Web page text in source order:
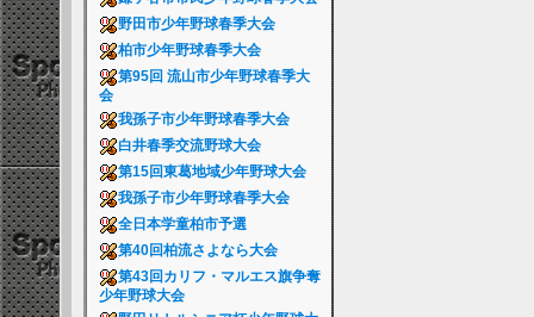
野田市少年野球春季大会
柏市少年野球春季大会
第95回 流山市少年野球春季大
会
我孫子市少年野球春季大会
白井春季交流野球大会
第15回東葛地域少年野球大会
我孫子市少年野球春季大会
全日本学童柏市予選
第40回柏流さよなら大会
第43回カリフ・マルエス旗争奪
少年野球大会